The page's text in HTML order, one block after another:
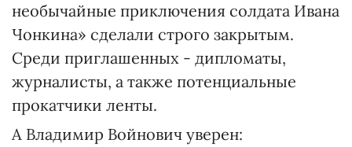
необычайные приключения солдата Ивана
Чонкина» сделали строго закрытым.
Среди приглашенных - дипломаты,
журналисты, а также потенциальные
прокатчики ленты.
А Владимир Войнович уверен: